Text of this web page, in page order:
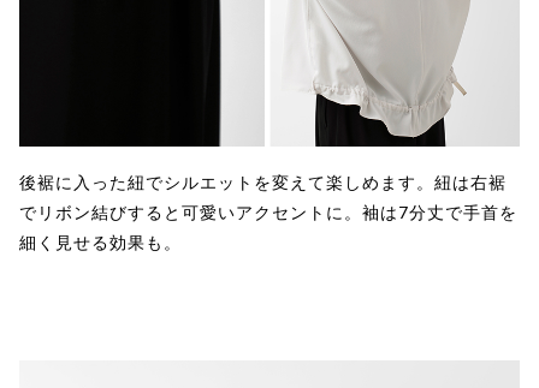
後裾に入った紐でシルエットを変えて楽しめます。紐は右裾
でリボン結びすると可愛いアクセントに。袖は7分丈で手首を
細く見せる効果も。